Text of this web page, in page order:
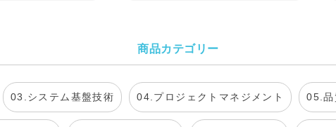
商品カテゴリー
03.システム基盤技術 04.プロジェクトマネジメント 05.品